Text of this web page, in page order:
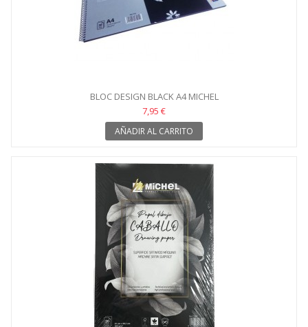
BLOC DESIGN BLACK A4 MICHEL
7,95 €
AÑADIR AL CARRITO